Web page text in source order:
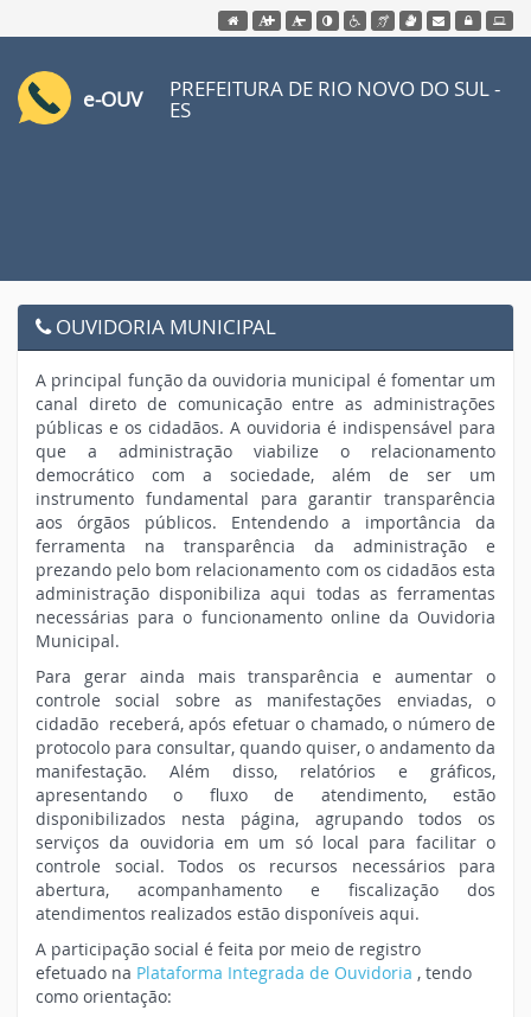
Acessar página inicial do siteAção para aumentar tamanho da fonte do site
Ação para diminuir tamanho da fonte do
Ação para aplicar auto contraste
Acessar página sobre
Acessar página sobre
Acessar página
Acessar Webmail
Acessar
e-OUV PREFEITURA DE RIO NOVO DO SUL -
ES
OUVIDORIA MUNICIPAL
A principal função da ouvidoria municipal é fomentar um
canal direto de comunicação entre as administrações
públicas e os cidadãos. A ouvidoria é indispensável para
que a administração viabilize o relacionamento
democrático com a sociedade, além de ser um
instrumento fundamental para garantir transparência
aos órgãos públicos. Entendendo a importância da
ferramenta na transparência da administração e
prezando pelo bom relacionamento com os cidadãos esta
administração disponibiliza aqui todas as ferramentas
necessárias para o funcionamento online da Ouvidoria
Municipal.
Para gerar ainda mais transparência e aumentar o
controle social sobre as manifestações enviadas, o
cidadão receberá, após efetuar o chamado, o número de
protocolo para consultar, quando quiser, o andamento da
manifestação. Além disso, relatórios e gráficos,
apresentando o fluxo de atendimento, estão
disponibilizados nesta página, agrupando todos os
serviços da ouvidoria em um só local para facilitar o
controle social. Todos os recursos necessários para
abertura, acompanhamento e fiscalização dos
atendimentos realizados estão disponíveis aqui.
A participação social é feita por meio de registro
efetuado na Plataforma Integrada de Ouvidoria , tendo
como orientação: